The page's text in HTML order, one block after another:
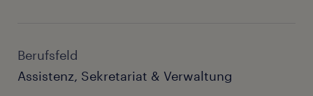
Berufsfeld
Assistenz, Sekretariat & Verwaltung